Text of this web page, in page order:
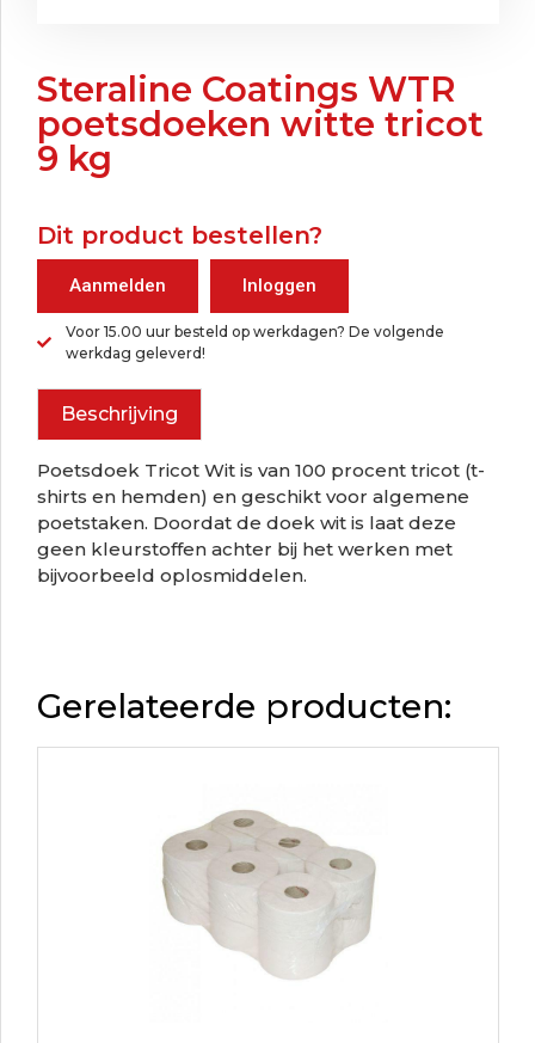
Steraline Coatings WTR
poetsdoeken witte tricot
9 kg
Dit product bestellen?
Aanmelden Inloggen
Voor 15.00 uur besteld op werkdagen? De volgende
werkdag geleverd!
Beschrijving
Poetsdoek Tricot Wit is van 100 procent tricot (t-
shirts en hemden) en geschikt voor algemene
poetstaken. Doordat de doek wit is laat deze
geen kleurstoffen achter bij het werken met
bijvoorbeeld oplosmiddelen.
Gerelateerde producten: